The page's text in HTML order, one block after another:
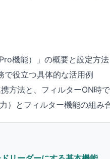
機能）」の概要と設定方法
役立つ具体的な活用例
方法と、フィルターON時
）とフィルター機能の組み